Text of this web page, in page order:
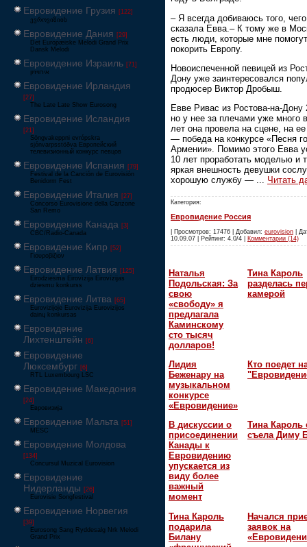
Евровидение Грузия [122]
ევროვიზიის
Евровидение Дания [29]
Det Europæiske Melodi Grand Prix
Dansk Melodi
Евровидение Израиль [71]
‏אירוויזיון
Евровидение Ирландия
[27]
The Late Late Show Eurosong
Евровидение Исландия
[21]
Söngvakeppni evrópskra
sjónvarpsstöðva Европейский
телевизионный конкурс певцов
Евровидение Испания [79]
Festival de la Canción de Eurovisión
Benidorm Fest
Евровидение Италия [27]
Concorso Eurovisione della Canzone
San Remo
Евровидение Канада [3]
CBC/Radio-Canada
Евровидение Кипр [52]
Γιουροβίζιον
Евровидение Латвия [125]
Eirodziesma Eirovīzija Eirovīzijas
dziesmu konkurss
Евровидение Литва [65]
Eurovizijoje Eurovizija Eurovizijos
dainų konkursas
Евровидение
Лихтенштейн [6]
Евровидение
Люксембург [6]
RTL Luxembourg LSC
Евровидение Македония
[24]
Евровизија
Евровидение Мальта [51]
MESC
Евровидение Молдова
[134]
Concursul Muzical Eurovision
Евровидение
Нидерланды [26]
Eurovisie Songfestival
Евровидение Норвегия
[39]
Eurosong Sang Ryddesalg Nrk Melodi
Grand Prix
– Я всегда добиваюсь того,
сказала Евва.– К тому же в
есть люди, которые мне помогут
покорить Европу.
Новоиспеченной певицей из
Дону уже заинтересовался
продюсер Виктор Дробыш.
Евве Ривас из Ростова-на-Дону
но у нее за плечами уже много
лет она провела на сцене, на ее
— победа на конкурсе «Песня
Армении». Помимо этого Евва
10 лет проработать моделью и
яркая внешность девушки
хорошую службу — ... Читать
Категория:
Евровидение Россия
| Просмотров: 17476 | Добавил: eurovision |
10.09.07 | Рейтинг: 4.0/4 | Комментарии (14)
Наталья
Подольская: За
свою
«свободу» я
предлагала
Каминскому
сто тысяч
долларов!
Тина Кароль
разделась
камерой
Лидия
Беженару на
музыкальном
конкурсе
«Евровидение»
Кто поедет
В дискуссии о
присоединении
Канады к
Евровидению
упускается из
виду более
важный
момент
Тина Кароль
съела Диму
Тина Кароль
подарила
Билану
Начался
заявок на